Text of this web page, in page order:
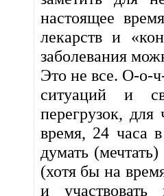
настоящее
лекарств и
заболевания
Это не все. О-о-
ситуаций и
перегрузок, для
время, 24 часа
думать
(хотя бы на
и участвовать